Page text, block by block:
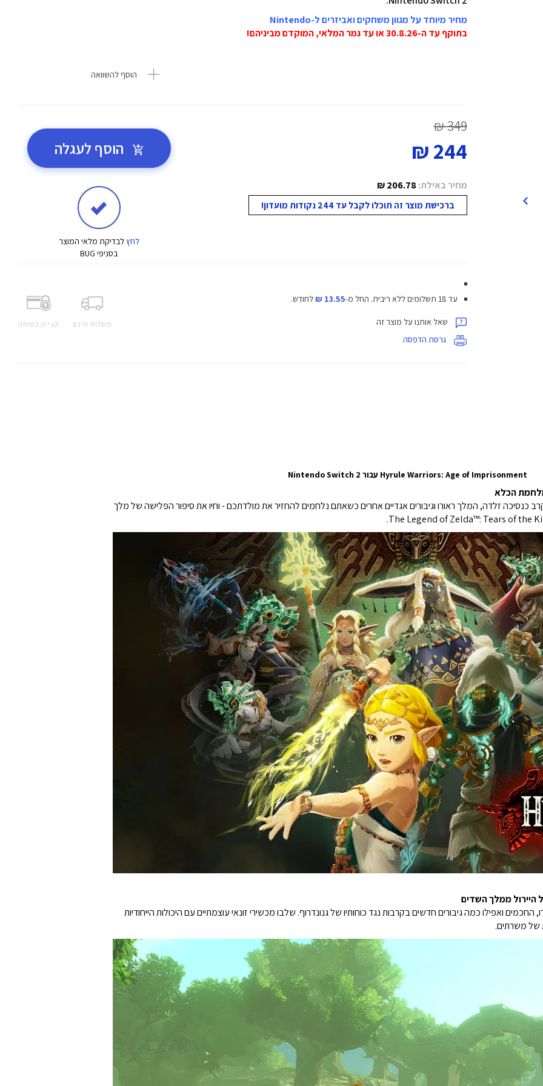
מחיר מיוחד על מגוון משחקים ואביזרים ל-Nintendo
בתוקף עד ה-30.8.26 או עד גמר המלאי, המוקדם מביניהם!
הוסף להשוואה
349 ₪
244 ₪
מחיר באילת:206.78 ₪
ברכישת מוצר זה תוכלו לקבל עד 244 נקודות מועדון!
הוסף לעגלה
לחץלבדיקת מלאי המוצר
בסניפי BUG
משלוח חינם קנייה בטוחה
עד 18 תשלומים ללא ריבית. החל מ-13.55 ₪ לחודש.
שאל אותנו על מוצר זה
גרסת הדפסה
Hyrule Warriors: Age of Imprisonment עבור Nintendo Switch 2
מלחמת הכלא
כנסיכה זלדה, המלך ראורו וגיבורים אגדיים אחרים כשאתם נלחמים להחזיר את מולדתכם - וחיו את סיפור הפלישה של מלך
היירול ממלך השדים
ואפילו כמה גיבורים חדשים בקרבות נגד כוחותיו של גנונדרוף. שלבו מכשירי זונאי עוצמתיים עם היכולות הייחודיות
של משרתים.